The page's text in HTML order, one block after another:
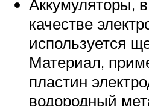
Аккумуляторы,
качестве
используется
Материал,
пластин
водородный